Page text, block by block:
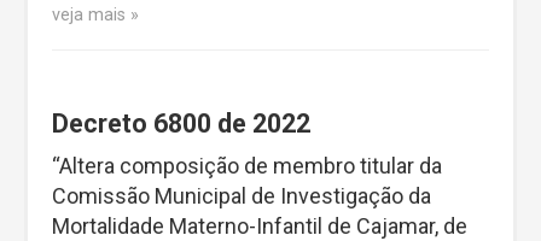
veja mais
Decreto 6800 de 2022
“Altera composição de membro titular da
Comissão Municipal de Investigação da
Mortalidade Materno-Infantil de Cajamar, de